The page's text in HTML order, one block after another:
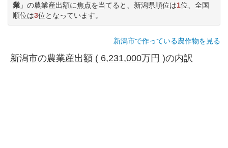
業 」の農業産出額に焦点を当てると、新潟県順位は1位、全国
順位は3位となっています。
新潟市で作っている農作物を見る
新潟市の農業産出額 ( 6,231,000万円 )の内訳